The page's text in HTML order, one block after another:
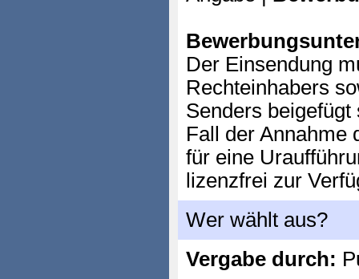
Der Einsendung
Rechteinhabers
Senders
Fall der Annahme
für eine
lizenzfrei zur
Wer wählt aus?
Vergabe durch: